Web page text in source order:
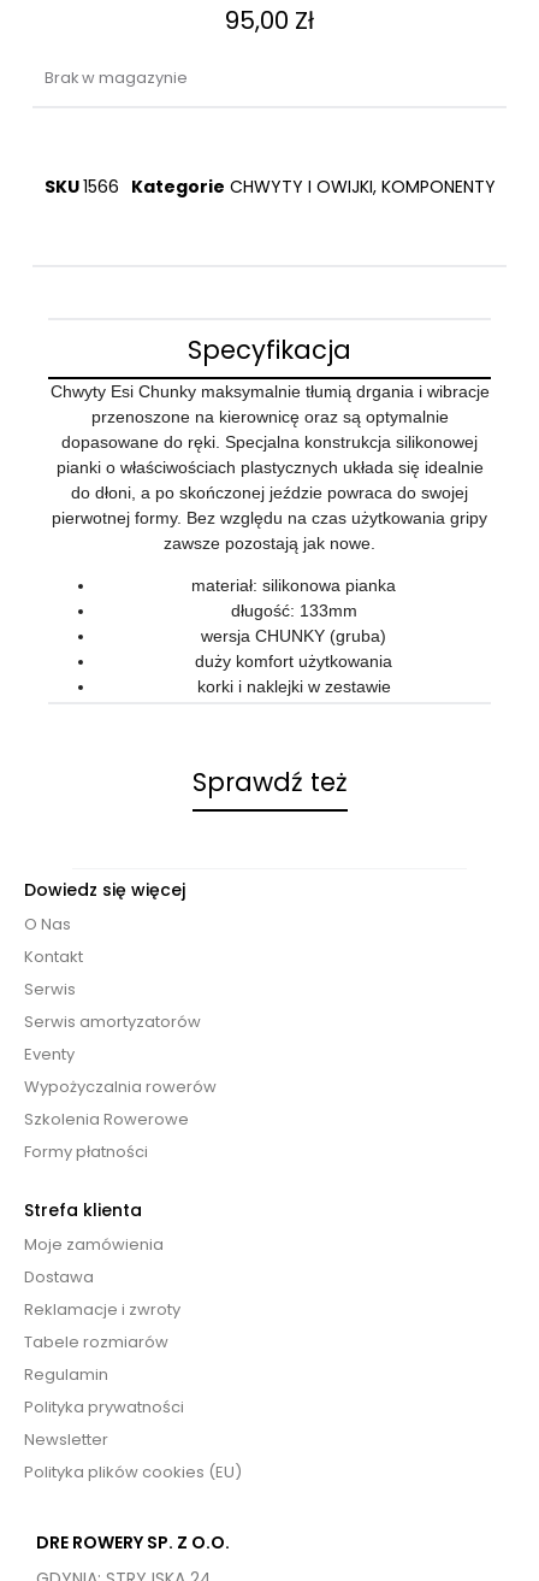
95,00 Zł
Brak w magazynie
SKU1566 Kategorie CHWYTY I OWIJKI, KOMPONENTY
Specyfikacja
Chwyty Esi Chunky maksymalnie tłumią drgania i wibracje
przenoszone na kierownicę oraz są optymalnie
dopasowane do ręki. Specjalna konstrukcja silikonowej
pianki o właściwościach plastycznych układa się idealnie
do dłoni, a po skończonej jeździe powraca do swojej
pierwotnej formy. Bez względu na czas użytkowania gripy
zawsze pozostają jak nowe.
materiał: silikonowa pianka
długość: 133mm
wersja CHUNKY (gruba)
duży komfort użytkowania
korki i naklejki w zestawie
Sprawdź też
Dowiedz się więcej
O Nas
Kontakt
Serwis
Serwis amortyzatorów
Eventy
Wypożyczalnia rowerów
Szkolenia Rowerowe
Formy płatności
Strefa klienta
Moje zamówienia
Dostawa
Reklamacje i zwroty
Tabele rozmiarów
Regulamin
Polityka prywatności
Newsletter
Polityka plików cookies (EU)
DRE ROWERY SP. Z O.O.